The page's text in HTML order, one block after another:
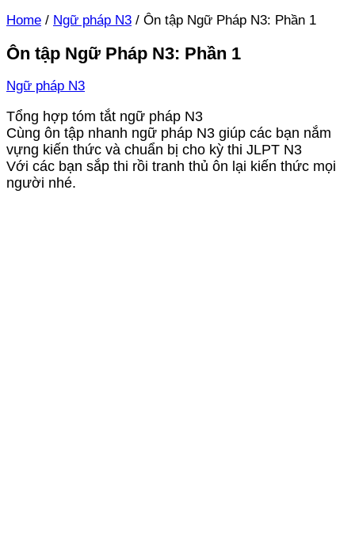
Home / Ngữ pháp N3 / Ôn tập Ngữ Pháp N3: Phần 1
Ôn tập Ngữ Pháp N3: Phần 1
Ngữ pháp N3
Tổng hợp tóm tắt ngữ pháp N3
Cùng ôn tập nhanh ngữ pháp N3 giúp các bạn nắm
vựng kiến thức và chuẩn bị cho kỳ thi JLPT N3
Với các bạn sắp thi rồi tranh thủ ôn lại kiến thức mọi
người nhé.